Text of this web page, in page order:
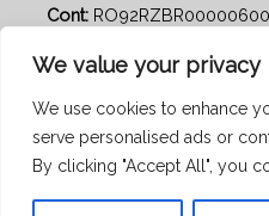
We value your privacy
We use cookies to enhance
serve personalised ads or
By clicking "Accept All", you
Cont:
Copyright © 2026 Asociația